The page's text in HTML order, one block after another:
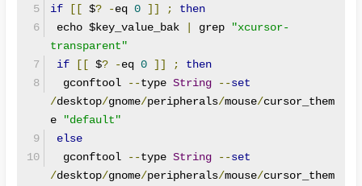
if
[[ $? -eq 0 ]] ;
then
echo $key_value_bak
grep
"xcursor-
transparent"
if
[[ $? -eq 0 ]] ;
then
  gconftool
--type String --set
/desktop/gnome/peripherals/mouse/cursor_them
e
"default"
else
  gconftool
--type String --set
/desktop/gnome/peripherals/mouse/cursor_them